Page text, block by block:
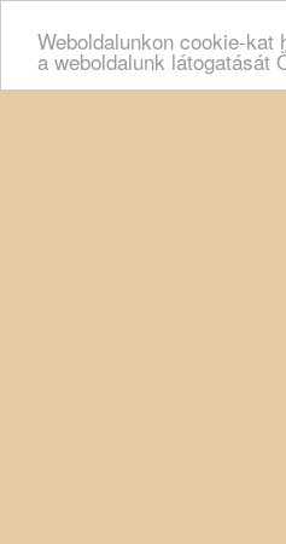
Weboldalunkon cookie-
a weboldalunk látogatását